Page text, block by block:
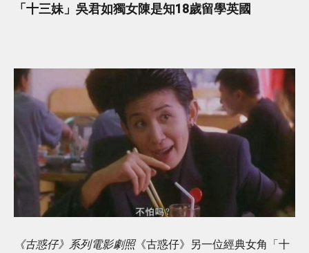
「十三妹」吳君如獨女陳是知18歲留學英國
《古惑仔》系列電影劇照《古惑仔》另一位經典女角「十